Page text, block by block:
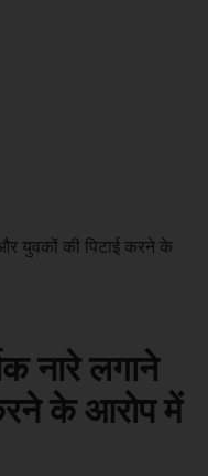
युवकों की पिटाई करने के
नारे लगाने
के आरोप में